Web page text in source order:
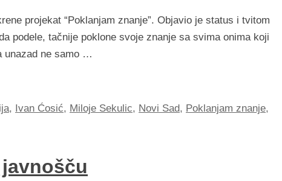
projekat “Poklanjam znanje”. Objavio je status i tvitom
podele, tačnije poklone svoje znanje sa svima onima koji
unazad ne samo …
, Ivan Ćosić, Miloje Sekulic, Novi Sad, Poklanjam znanje,